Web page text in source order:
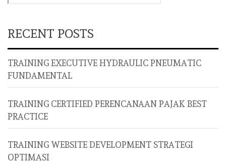
RECENT POSTS
TRAINING EXECUTIVE HYDRAULIC PNEUMATIC
FUNDAMENTAL
TRAINING CERTIFIED PERENCANAAN PAJAK BEST
PRACTICE
TRAINING WEBSITE DEVELOPMENT STRATEGI
OPTIMASI